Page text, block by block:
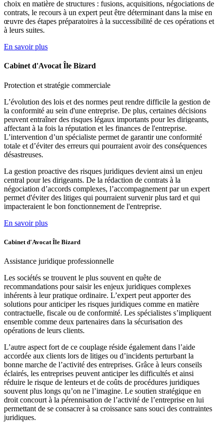
choix en matière de structures : fusions, acquisitions, négociations de
contrats, le recours à un expert peut être déterminant dans la mise en
œuvre des étapes préparatoires à la successibilité de ces opérations et
à leurs suites.
En savoir plus
Cabinet d'Avocat Île Bizard
Protection et stratégie commerciale
L’évolution des lois et des normes peut rendre difficile la gestion de
la conformité au sein d'une entreprise. De plus, certaines décisions
peuvent entraîner des risques légaux importants pour les dirigeants,
affectant à la fois la réputation et les finances de l'entreprise.
L’intervention d’un spécialiste permet de garantir une conformité
totale et d’éviter des erreurs qui pourraient avoir des conséquences
désastreuses.
La gestion proactive des risques juridiques devient ainsi un enjeu
central pour les dirigeants. De la rédaction de contrats à la
négociation d’accords complexes, l’accompagnement par un expert
permet d'éviter des litiges qui pourraient survenir plus tard et qui
impacteraient le bon fonctionnement de l'entreprise.
En savoir plus
Cabinet d'Avocat Île Bizard
Assistance juridique professionnelle
Les sociétés se trouvent le plus souvent en quête de
recommandations pour saisir les enjeux juridiques complexes
inhérents à leur pratique ordinaire. L’expert peut apporter des
solutions pour anticiper les risques juridiques comme en matière
contractuelle, fiscale ou de conformité. Les spécialistes s’impliquent
ensemble comme deux partenaires dans la sécurisation des
opérations de leurs clients.
L’autre aspect fort de ce couplage réside également dans l’aide
accordée aux clients lors de litiges ou d’incidents perturbant la
bonne marche de l’activité des entreprises. Grâce à leurs conseils
éclairés, les entreprises peuvent anticiper les difficultés et ainsi
réduire le risque de lenteurs et de coûts de procédures juridiques
souvent plus longs qu’on ne l’imagine. Le soutien stratégique en
droit concourt à la pérennisation de l’activité de l’entreprise en lui
permettant de se consacrer à sa croissance sans souci des contraintes
juridiques.